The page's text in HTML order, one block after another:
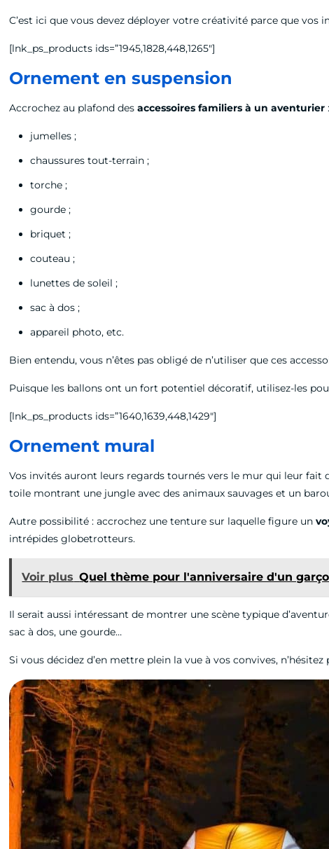
C’est ici que vous devez déployer votre créativité parce que
[lnk_ps_products ids=”1945,1828,448,1265″]
Ornement en suspension
Accrochez au plafond desaccessoires familiers à un aventurier :
jumelles ;
chaussures tout-terrain ;
torche ;
gourde ;
briquet ;
couteau ;
lunettes de soleil ;
sac à dos ;
appareil photo, etc.
Bien entendu, vous n’êtes pas obligé de n’utiliser que ces
Puisque les ballons ont un fort potentiel décoratif, utilisez-les
[lnk_ps_products ids=”1640,1639,448,1429″]
Ornement mural
Vos invités auront leurs regards tournés vers le mur qui leur
toile montrant une jungle avec des animaux sauvages et un
Autre possibilité : accrochez une tenture sur laquelle figure un
intrépides globetrotteurs.
Voir plus Quel thème pour l'anniversaire d'un
Il serait aussi intéressant de montrer une scène typique
sac à dos, une gourde…
Si vous décidez d’en mettre plein la vue à vos convives,